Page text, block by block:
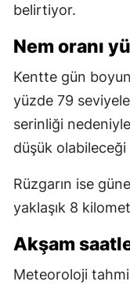
belirtiyor.
Nem oranı
Kentte gün
yüzde 79
serinliği
düşük
Rüzgarın ise
yaklaşık 8
Akşam
Meteoroloji